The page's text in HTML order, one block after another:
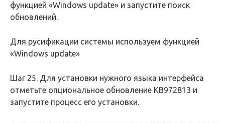
функцией «Windows update» и запустите поиск
обновлений.
Для русификации системы используем функцией
«Windows update»
Шаг 25. Для установки нужного языка интерфейса
отметьте опциональное обновление KB972813 и
запустите процесс его установки.